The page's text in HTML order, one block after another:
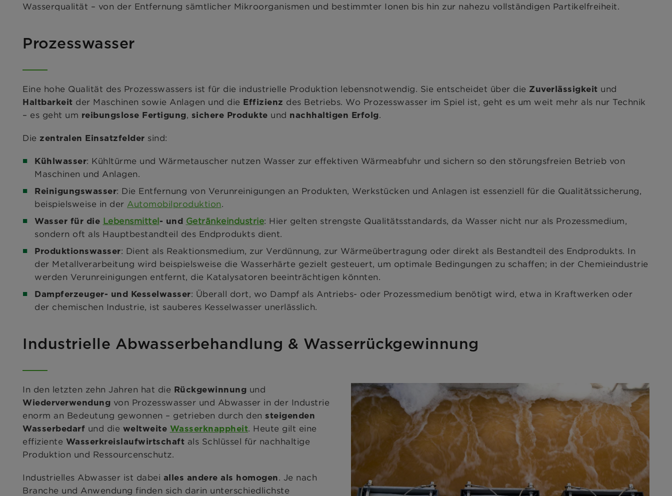
Wasserqualität – von der Entfernung sämtlicher Mikroorganismen und bestimmter Ionen bis hin zur nahezu vollständigen Partikelfreiheit.
Prozesswasser
Eine hohe Qualität des Prozesswassers ist für die industrielle Produktion lebensnotwendig. Sie entscheidet über die Zuverlässigkeit und
Haltbarkeit der Maschinen sowie Anlagen und die Effizienz des Betriebs. Wo Prozesswasser im Spiel ist, geht es um weit mehr als nur Technik
– es geht um reibungslose Fertigung, sichere Produkte und nachhaltigen Erfolg.
Die zentralen Einsatzfelder sind:
Kühlwasser: Kühltürme und Wärmetauscher nutzen Wasser zur effektiven Wärmeabfuhr und sichern so den störungsfreien Betrieb von
Maschinen und Anlagen.
Reinigungswasser: Die Entfernung von Verunreinigungen an Produkten, Werkstücken und Anlagen ist essenziell für die Qualitätssicherung,
beispielsweise in der Automobilproduktion.
Wasser für die Lebensmittel- und Getränkeindustrie: Hier gelten strengste Qualitätsstandards, da Wasser nicht nur als Prozessmedium,
sondern oft als Hauptbestandteil des Endprodukts dient.
Produktionswasser: Dient als Reaktionsmedium, zur Verdünnung, zur Wärmeübertragung oder direkt als Bestandteil des Endprodukts. In
der Metallverarbeitung wird beispielsweise die Wasserhärte gezielt gesteuert, um optimale Bedingungen zu schaffen; in der Chemieindustrie
werden Verunreinigungen entfernt, die Katalysatoren beeinträchtigen könnten.
Dampferzeuger- und Kesselwasser: Überall dort, wo Dampf als Antriebs- oder Prozessmedium benötigt wird, etwa in Kraftwerken oder
der chemischen Industrie, ist sauberes Kesselwasser unerlässlich.
Industrielle Abwasserbehandlung & Wasserrückgewinnung
In den letzten zehn Jahren hat die Rückgewinnung und
Wiederverwendung von Prozesswasser und Abwasser in der Industrie
enorm an Bedeutung gewonnen – getrieben durch den steigenden
Wasserbedarf und die weltweite Wasserknappheit. Heute gilt eine
effiziente Wasserkreislaufwirtschaft als Schlüssel für nachhaltige
Produktion und Ressourcenschutz.
Industrielles Abwasser ist dabei alles andere als homogen. Je nach
Branche und Anwendung finden sich darin unterschiedlichste